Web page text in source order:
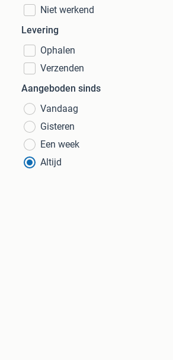
Niet werkend
Levering
Ophalen
Verzenden
Aangeboden sinds
Vandaag
Gisteren
Een week
Altijd